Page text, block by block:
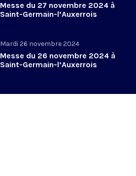
Messe du 27 novembre 2024 à
Saint-Germain-l’Auxerrois
Mardi 26 novembre 2024
Messe du 26 novembre 2024 à
Saint-Germain-l’Auxerrois